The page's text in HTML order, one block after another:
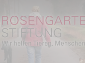
Aktuelles
Tieren, Menschen zu he…